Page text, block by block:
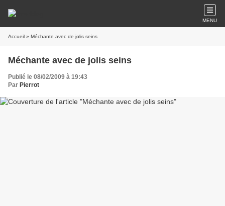
MENU
Accueil » Méchante avec de jolis seins
Méchante avec de jolis seins
Publié le 08/02/2009 à 19:43
Par Pierrot